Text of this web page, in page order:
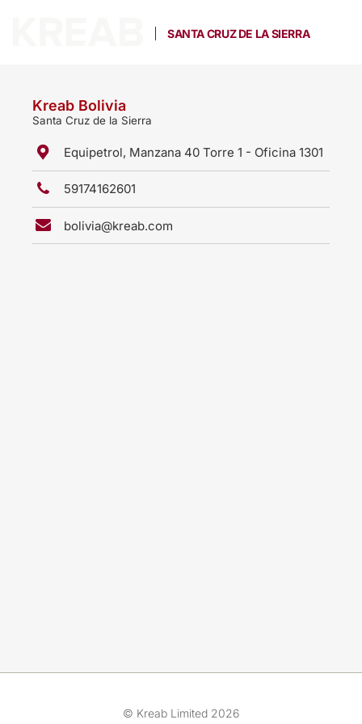
SANTA CRUZ DE LA SIERRA
Kreab Bolivia
Santa Cruz de la Sierra
Equipetrol, Manzana 40 Torre 1 - Oficina 1301
59174162601
bolivia@kreab.com
© Kreab Limited 2026